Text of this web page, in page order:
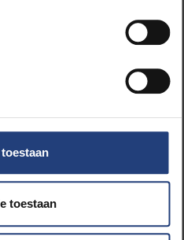
toestaan
geleden", stelt
Karin Heremans. "Met
in een drievoudig
is een ongezonde
wokers moet vooral de